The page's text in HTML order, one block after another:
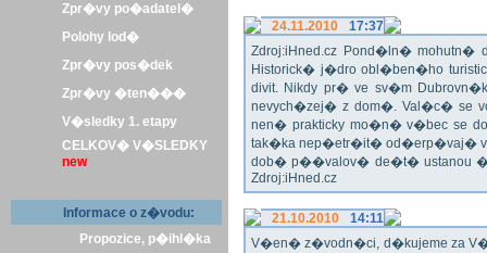
Zpr�vy po�adatel�
Polohy lod�
Zpr�vy pos�dek
Zpr�vy �ten���
V�sledky 1. etapy
CELKOV� V�SLEDKY
new
Informace o z�vodu:
Propozice, p�ihl�ka
24.11.2010
17:37
Zdroj:iHned.cz Pond�ln�
Historick� j�dro obl�ben�ho
divit. Nikdy pr� ve sv�m
nevych�zej� z dom�. Val�c� se
nen� prakticky mo�n� v�bec se
tak�ka nep�etr�it� od�erp�vaj�
dob� p��valov� de�t� ustanou
Zdroj:iHned.cz
21.10.2010
14:11
V�en� z�vodn�ci, d�kujeme za V�